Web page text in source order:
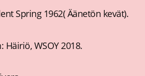
Spring 1962( Äänetön kevät).
Häiriö, WSOY 2018.